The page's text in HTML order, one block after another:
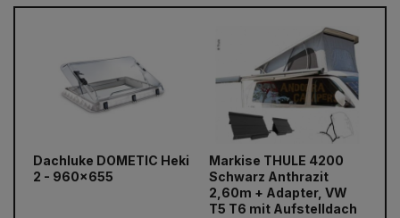
Dachluke DOMETIC Heki
2 - 960x655
Markise THULE 4200
Schwarz Anthrazit
2,60m + Adapter, VW
T5 T6 mit Aufstelldach
prev next